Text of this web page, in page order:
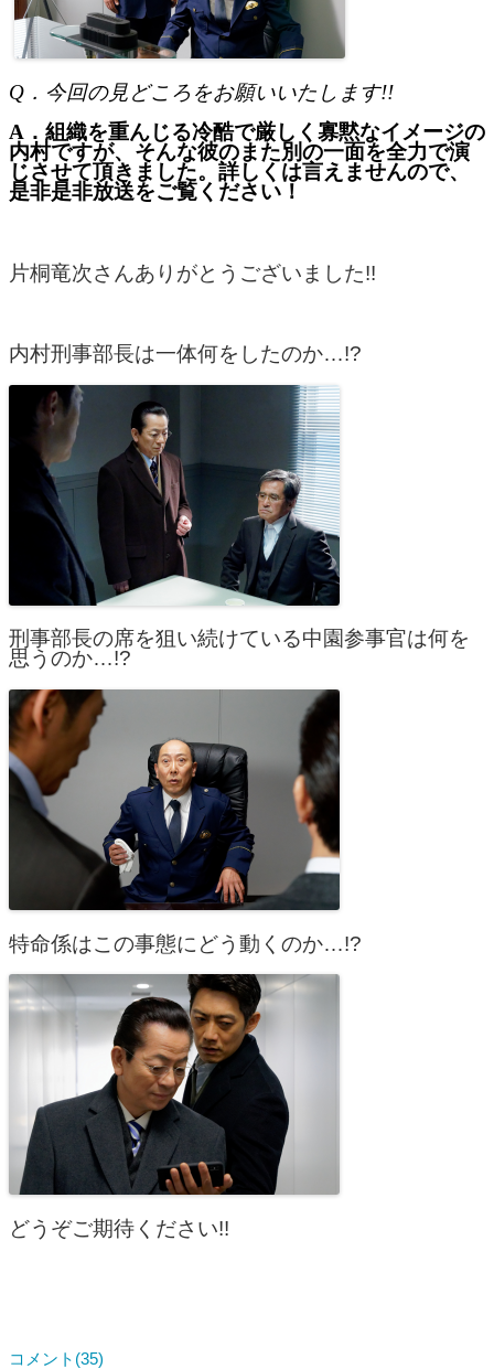
Q ．今回の見どころをお願いいたします!!
A． 組織を重んじる冷酷で厳しく寡黙なイメージの
内村ですが、そんな彼のまた別の一面を全力で演
じさせて頂きました。詳しくは言えませんので、
是非是非放送をご覧ください！
片桐竜次さんありがとうございました!!
内村刑事部長は一体何をしたのか…!?
刑事部長の席を狙い続けている中園参事官は何を
思うのか…!?
特命係はこの事態にどう動くのか…!?
どうぞご期待ください!!
コメント(35)